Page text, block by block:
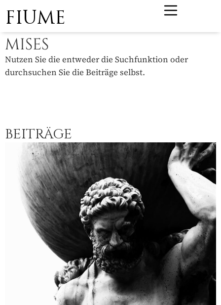
FIUME
MISES
Nutzen Sie die entweder die Suchfunktion oder
durchsuchen Sie die Beiträge selbst.
BEITRÄGE